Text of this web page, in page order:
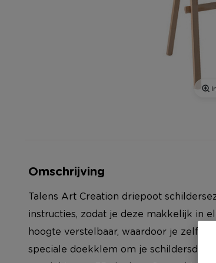
Omschrijving
Talens Art Creation driepoot
instructies, zodat je deze makkelijk in
hoogte verstelbaar, waardoor je zelf je
speciale doekklem om je